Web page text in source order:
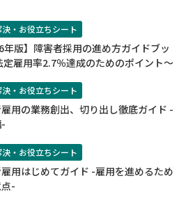
・お役立ちシート
年版】障害者採用の進め方ガイドブッ
定雇用率2.7％達成のためのポイント～
・お役立ちシート
用の業務創出、切り出し徹底ガイド -
・お役立ちシート
用はじめてガイド -雇用を進めるため
-